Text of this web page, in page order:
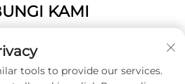
KAMI
tools to provide our services.